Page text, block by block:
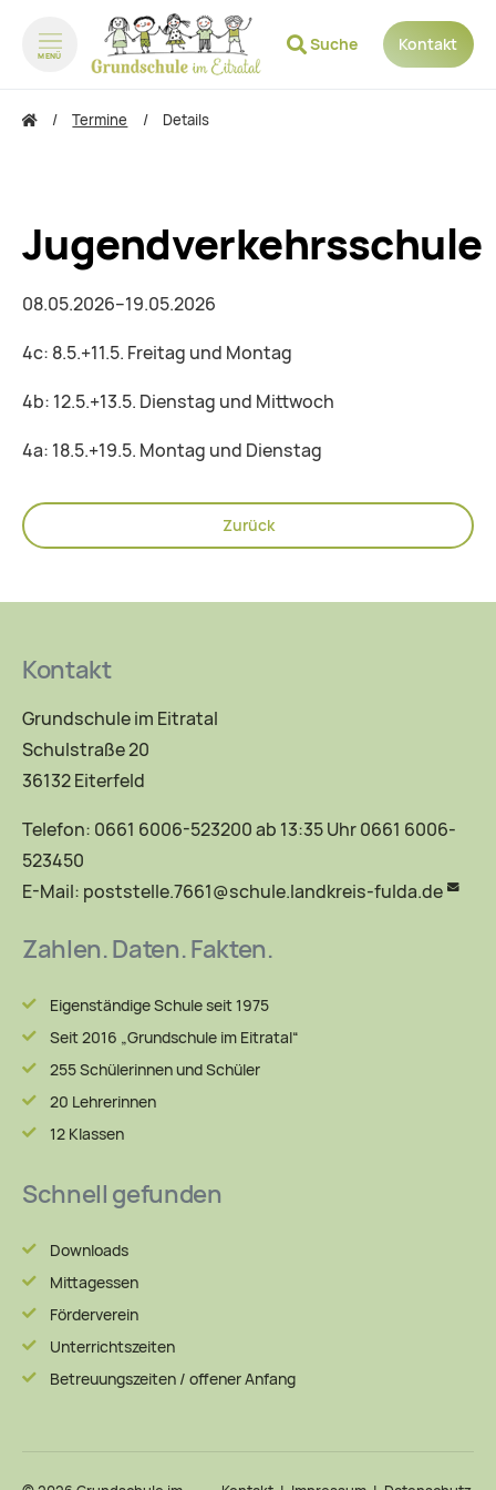
MENÜ
Suche Kontakt
zum Inhalt springen
Termine Details
Jugendverkehrsschule
08.05.2026–19.05.2026
4c: 8.5.+11.5. Freitag und Montag
4b: 12.5.+13.5. Dienstag und Mittwoch
4a: 18.5.+19.5. Montag und Dienstag
Zurück
Kontakt
Grundschule im Eitratal
Schulstraße 20
36132 Eiterfeld
Telefon: 0661 6006-523200 ab 13:35 Uhr 0661 6006-
523450
E-Mail: poststelle.7661@schule.landkreis-fulda.de
Zahlen. Daten. Fakten.
Eigenständige Schule seit 1975
Seit 2016 „Grundschule im Eitratal“
255 Schülerinnen und Schüler
20 Lehrerinnen
12 Klassen
Schnell gefunden
Downloads
Mittagessen
Förderverein
Unterrichtszeiten
Betreuungszeiten / offener Anfang